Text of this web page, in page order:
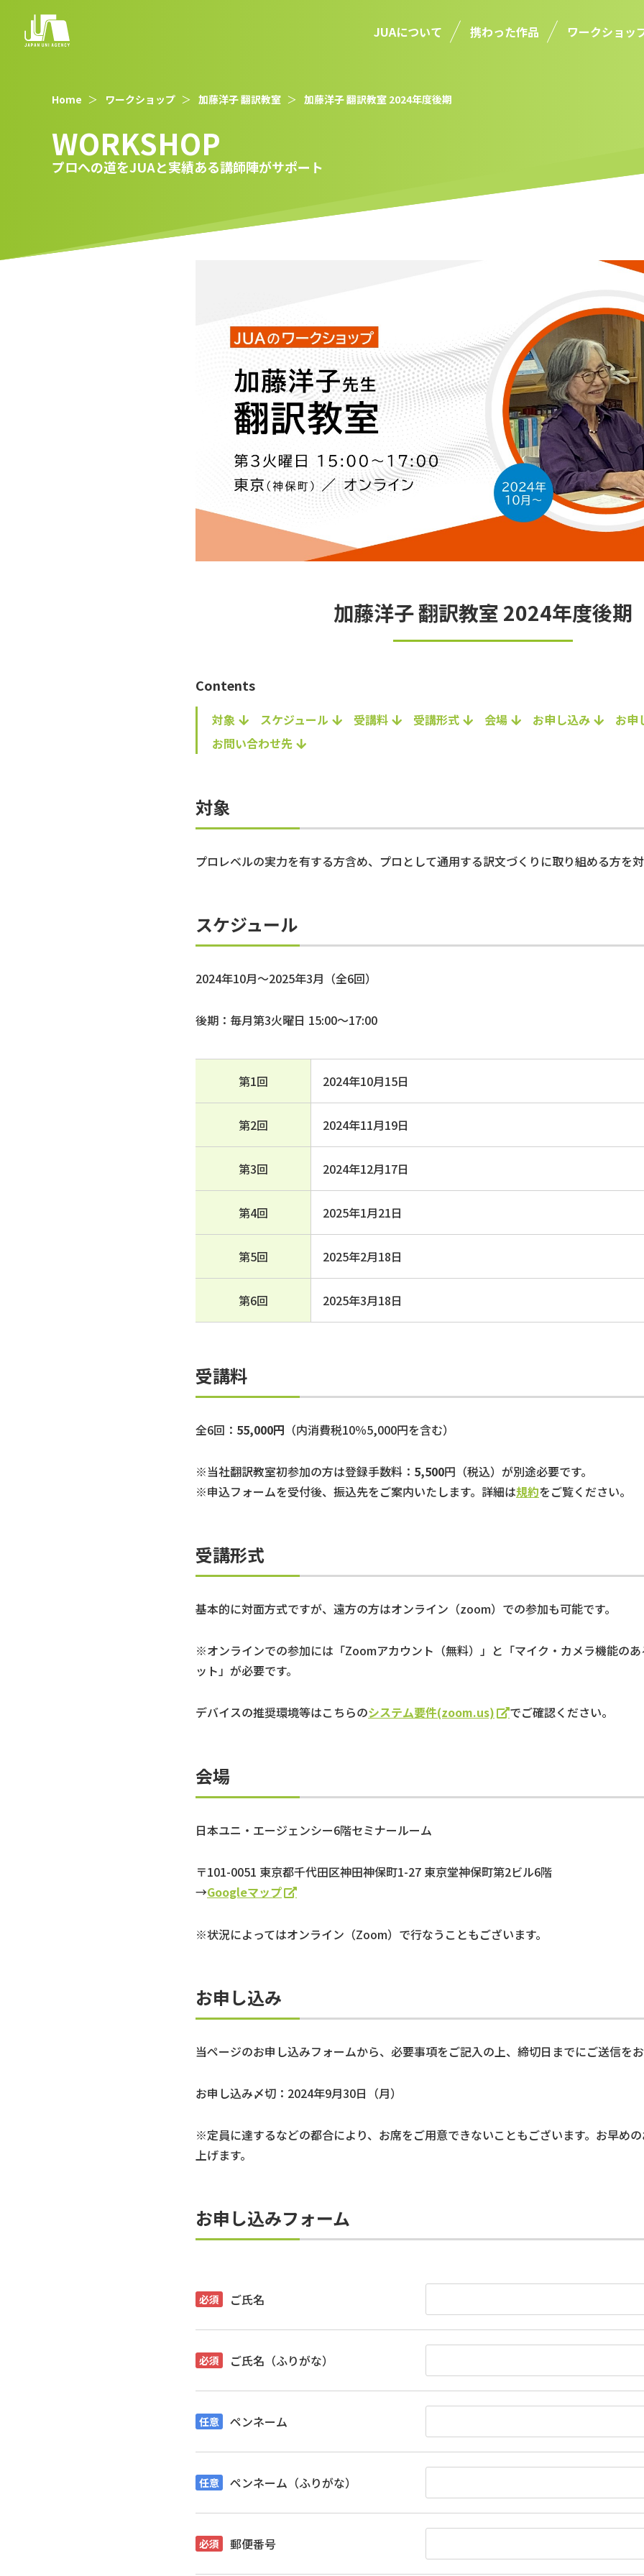
JUAについて 携わった作品 ワークショッ
Home ワークショップ 加藤洋子 翻訳教室 加藤洋子 翻訳教室 2024年度後期
WORKSHOP
プロへの道をJUAと実績ある講師陣がサポート
加藤洋子 翻訳教室 2024年度後期
Contents
対象 スケジュール 受講料 受講形式 会場 お申し込み
お申
お問い合わせ先
対象
プロレベルの実力を有する方含め、プロとして通用する訳文づくりに取り組める方を対
スケジュール
2024年10月～2025年3月（全6回）
後期：毎月第3火曜日 15:00～17:00
第1回 2024年10月15日
第2回 2024年11月19日
第3回 2024年12月17日
第4回 2025年1月21日
第5回 2025年2月18日
第6回 2025年3月18日
受講料
全6回： 55,000円 （内消費税10％5,000円を含む）
※当社翻訳教室初参加の方は登録手数料： 5,500円（税込）が別途必要です。
※申込フォームを受付後、振込先をご案内いたします。詳細は規約をご覧ください。
受講形式
基本的に対面方式ですが、遠方の方はオンライン（zoom）での参加も可能です。
※オンラインでの参加には「Zoomアカウント（無料）」と「マイク・カメラ機能の
ット」が必要です。
デバイスの推奨環境等はこちらのシステム要件(zoom.us) でご確認ください。
会場
日本ユニ・エージェンシー6階セミナールーム
〒101-0051 東京都千代田区神田神保町1-27 東京堂神保町第2ビル6階
→Googleマップ
※状況によってはオンライン（Zoom）で行なうこともございます。
お申し込み
当ページのお申し込みフォームから、必要事項をご記入の上、締切日までにご送信をお
お申し込み〆切 ：2024年9月30日（月）
※定員に達するなどの都合により、お席をご用意できないこともございます。お早め
上げます。
お申し込みフォーム
ご氏名
ご氏名（ふりがな）
ペンネーム
ペンネーム（ふりがな）
郵便番号